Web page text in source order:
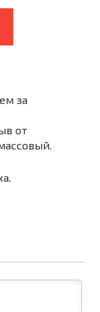
за
от